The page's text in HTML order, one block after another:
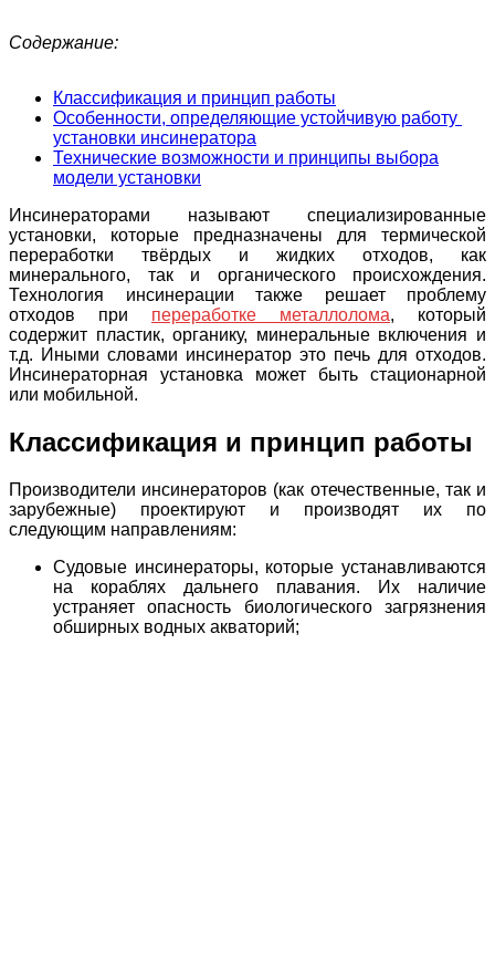
Содержание:
Классификация и принцип работы
Особенности, определяющие устойчивую работу
установки инсинератора
Технические возможности и принципы выбора
модели установки
Инсинераторами называют специализированные
установки, которые предназначены для термической
переработки твёрдых и жидких отходов, как
минерального, так и органического происхождения.
Технология инсинерации также решает проблему
отходов при переработке металлолома, который
содержит пластик, органику, минеральные включения и
т.д. Иными словами инсинератор это печь для отходов.
Инсинераторная установка может быть стационарной
или мобильной.
Классификация и принцип работы
Производители инсинераторов (как отечественные, так и
зарубежные) проектируют и производят их по
следующим направлениям:
Судовые инсинераторы, которые устанавливаются
на кораблях дальнего плавания. Их наличие
устраняет опасность биологического загрязнения
обширных водных акваторий;